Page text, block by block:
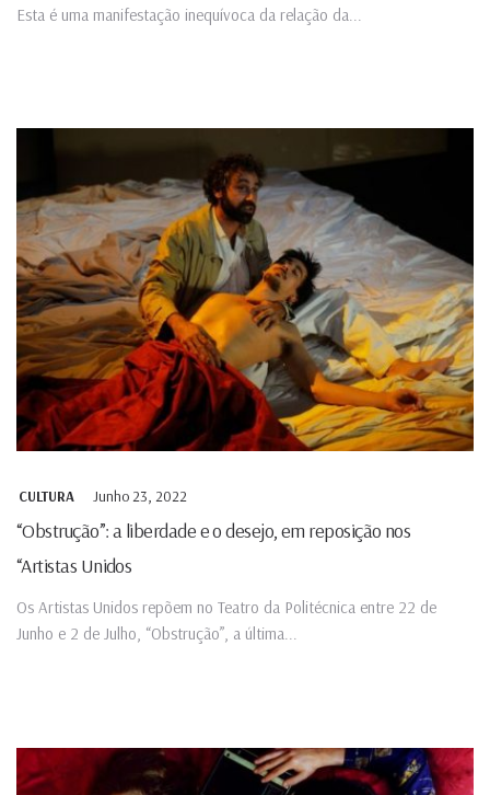
Esta é uma manifestação inequívoca da relação da...
CULTURA Junho 23, 2022
“Obstrução”: a liberdade e o desejo, em reposição nos
“Artistas Unidos
Os Artistas Unidos repõem no Teatro da Politécnica entre 22 de
Junho e 2 de Julho, “Obstrução”, a última...